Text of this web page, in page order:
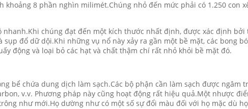
8 phần nghìn milimét.Chúng nhỏ đến mức phải có 1.250 con
chúng đạt đến một kích thước nhất định, được xác định bởi
đổ dữ dội.Khi những vụ nổ này xảy ra gần một bề mặt, các bong
động và loại bỏ các hạt và chất thậm chí rất nhỏ khỏi bề mặt đó.
bể chứa dung dịch làm sạch.Các bộ phận cần làm sạch được ngâm
v.v. Phương pháp này cũng hoạt động rất hiệu quả.Một nhược
như mới.Họ dường như có một số sự đổi màu đối với họ mặc dù